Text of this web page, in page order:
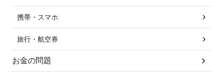
携帯・スマホ
旅行・航空券
お金の問題